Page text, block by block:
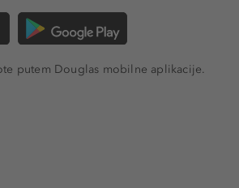
putem Douglas mobilne aplikacije.